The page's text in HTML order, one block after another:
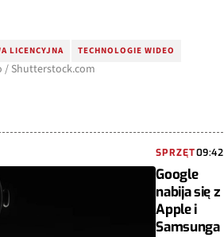
LICENCYJNA TECHNOLOGIE WIDEO
/ Shutterstock.com
SPRZĘT09:42
Google
nabija się z
Apple i
Samsunga